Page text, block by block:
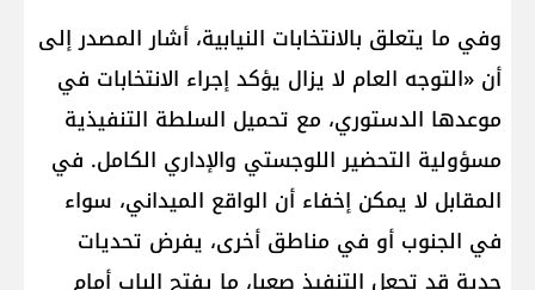
وفي ما يتعلق بالانتخابات النيابية، أشار المصدر إلى
أن «التوجه العام لا يزال يؤكد إجراء الانتخابات في
موعدها الدستوري، مع تحميل السلطة التنفيذية
مسؤولية التحضير اللوجستي والإداري الكامل. في
المقابل لا يمكن إخفاء أن الواقع الميداني، سواء
في الجنوب أو في مناطق أخرى، يفرض تحديات
جدية قد تجعل التنفيذ صعبا، ما يفتح الباب أمام